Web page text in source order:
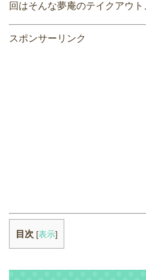
回はそんな夢庵のテイクアウト
スポンサーリンク
目次 [表示]